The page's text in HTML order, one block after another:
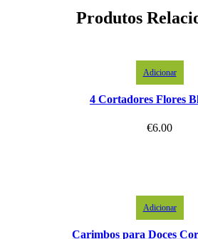
Produtos
Adicionar
4 Cortadores Flores
€6.00
Adicionar
Carimbos para Doces